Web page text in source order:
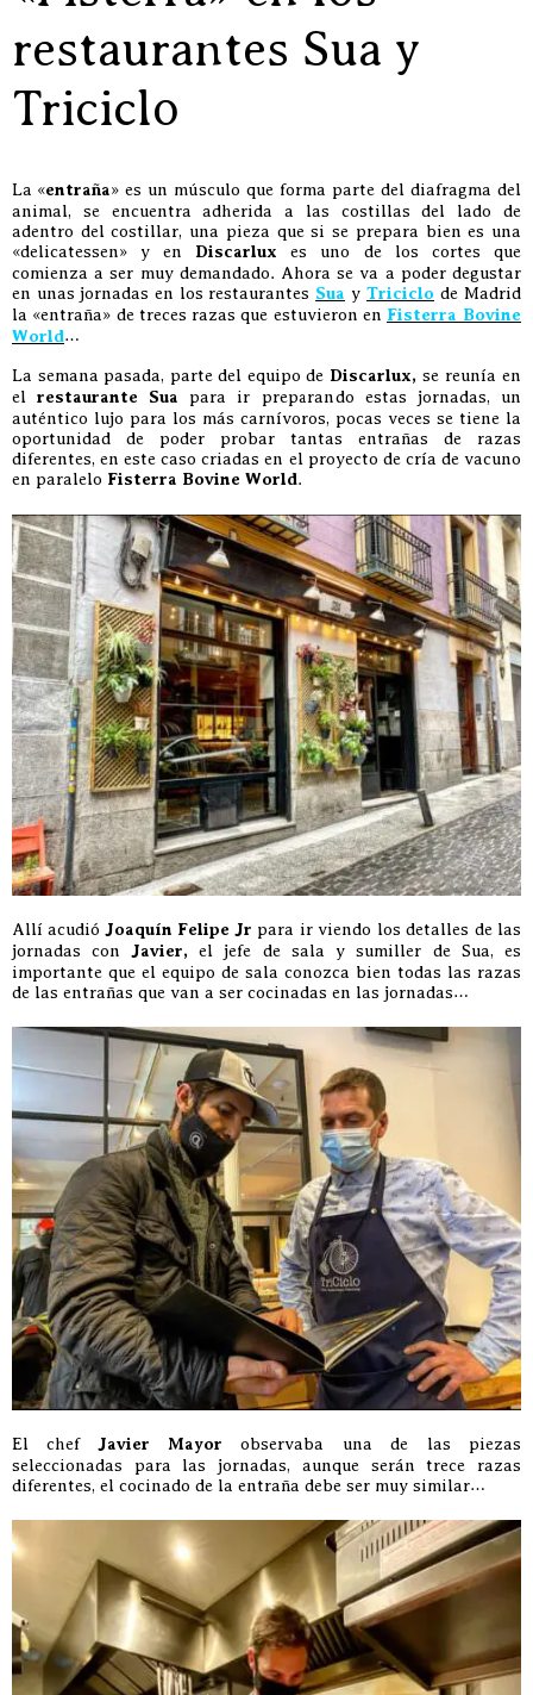
restaurantes Sua y
Triciclo
La «entraña» es un músculo que forma parte del diafragma del
animal, se encuentra adherida a las costillas del lado de
adentro del costillar, una pieza que si se prepara bien es una
«delicatessen» y en Discarlux es uno de los cortes que
comienza a ser muy demandado. Ahora se va a poder degustar
en unas jornadas en los restaurantes Sua y Triciclo de Madrid
la «entraña» de treces razas que estuvieron en Fisterra Bovine
World…
La semana pasada, parte del equipo de Discarlux, se reunía en
el restaurante Sua para ir preparando estas jornadas, un
auténtico lujo para los más carnívoros, pocas veces se tiene la
oportunidad de poder probar tantas entrañas de razas
diferentes, en este caso criadas en el proyecto de cría de vacuno
en paralelo Fisterra Bovine World.
Allí acudió Joaquín Felipe Jr para ir viendo los detalles de las
jornadas con Javier, el jefe de sala y sumiller de Sua, es
importante que el equipo de sala conozca bien todas las razas
de las entrañas que van a ser cocinadas en las jornadas…
El chef Javier Mayor observaba una de las piezas
seleccionadas para las jornadas, aunque serán trece razas
diferentes, el cocinado de la entraña debe ser muy similar…